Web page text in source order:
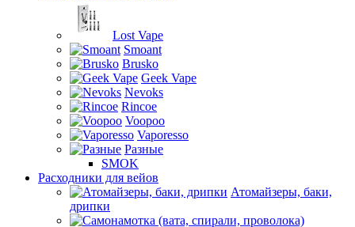
Lost Vape
Smoant
Brusko
Geek Vape
Nevoks
Rincoe
Voopoo
Vaporesso
Разные
SMOK
Расходники для вейов
Атомайзеры, баки,
дрипки